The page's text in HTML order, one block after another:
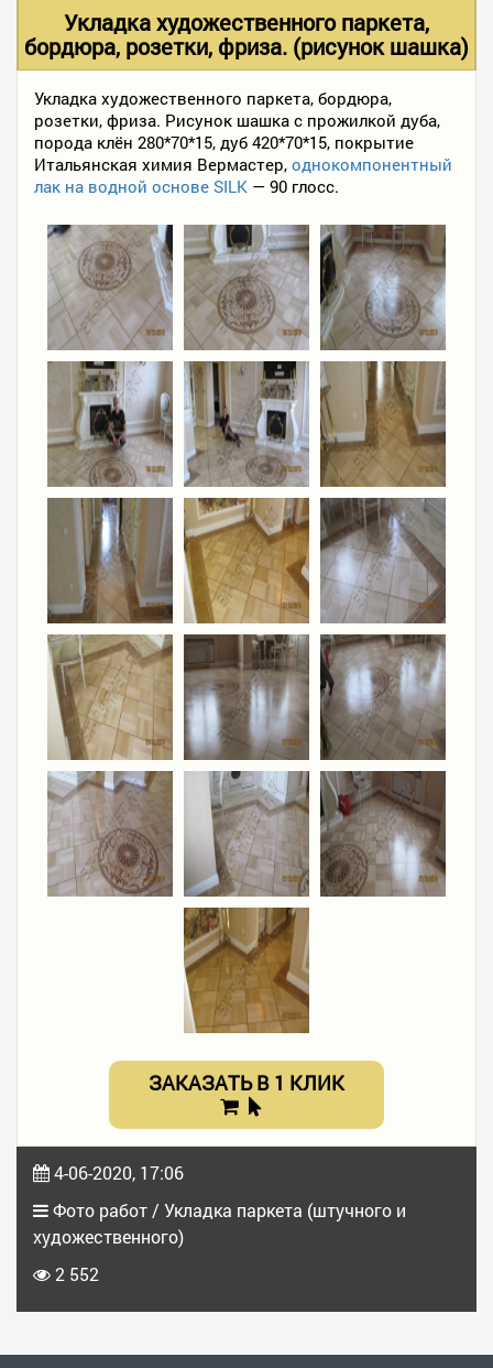
АКЦИИ
ФОТО РАБОТ
КОНТАКТЫ
ПОЛЕЗНОЕ
Укладка художественного паркета,
бордюра, розетки, фриза. (рисунок шашка)
Укладка художественного паркета, бордюра,
розетки, фриза. Рисунок шашка с прожилкой дуба,
порода клён 280*70*15, дуб 420*70*15, покрытие
Итальянская химия Вермастер, однокомпонентный
лак на водной основе SILK — 90 глосс.
ЗАКАЗАТЬ В 1 КЛИК
4-06-2020, 17:06
Фото работ / Укладка паркета (штучного и
художественного)
2 552